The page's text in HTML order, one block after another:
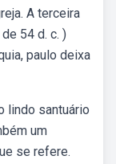
A terceira
54 d. c. )
paulo deixa
lindo santuário
um
se refere.